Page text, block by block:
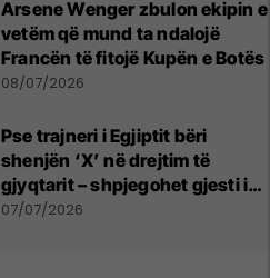
Arsene Wenger zbulon ekipin e
vetëm që mund ta ndalojë
Francën të fitojë Kupën e Botës
08/07/2026
Pse trajneri i Egjiptit bëri
shenjën ‘X’ në drejtim të
gjyqtarit – shpjegohet gjesti i
pazakontë
07/07/2026